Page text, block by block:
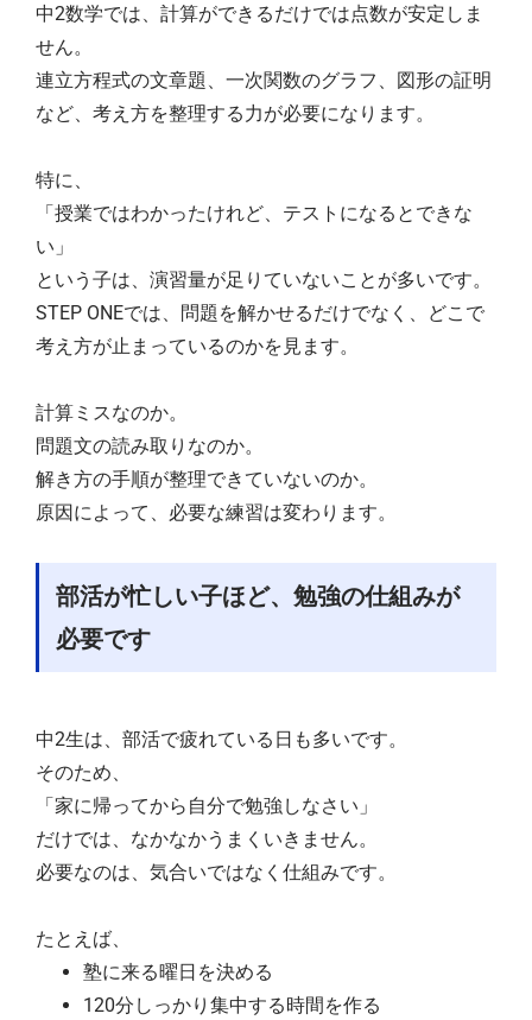
中2数学では、計算ができるだけでは点数が安定しま
せん。
連立方程式の文章題、一次関数のグラフ、図形の証明
など、考え方を整理する力が必要になります。
特に、
「授業ではわかったけれど、テストになるとできな
い」
という子は、演習量が足りていないことが多いです。
STEP ONEでは、問題を解かせるだけでなく、どこで
考え方が止まっているのかを見ます。
計算ミスなのか。
問題文の読み取りなのか。
解き方の手順が整理できていないのか。
原因によって、必要な練習は変わります。
部活が忙しい子ほど、勉強の仕組みが
必要です
中2生は、部活で疲れている日も多いです。
そのため、
「家に帰ってから自分で勉強しなさい」
だけでは、なかなかうまくいきません。
必要なのは、気合いではなく仕組みです。
たとえば、
塾に来る曜日を決める
120分しっかり集中する時間を作る